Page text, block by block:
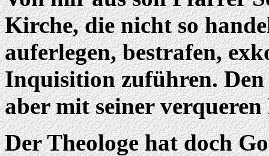
Kirche, die nicht so
auferlegen, bestrafen,
Inquisition zuführen.
aber mit seiner
Der Theologe hat doch